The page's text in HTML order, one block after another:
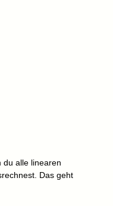
& -6 &
du alle linearen
Das geht